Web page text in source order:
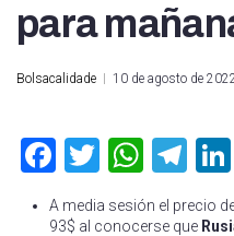
para
Bolsacalidade 10 de agosto de
Facebook
Twitter
A media sesión el precio
93$ al conocerse que